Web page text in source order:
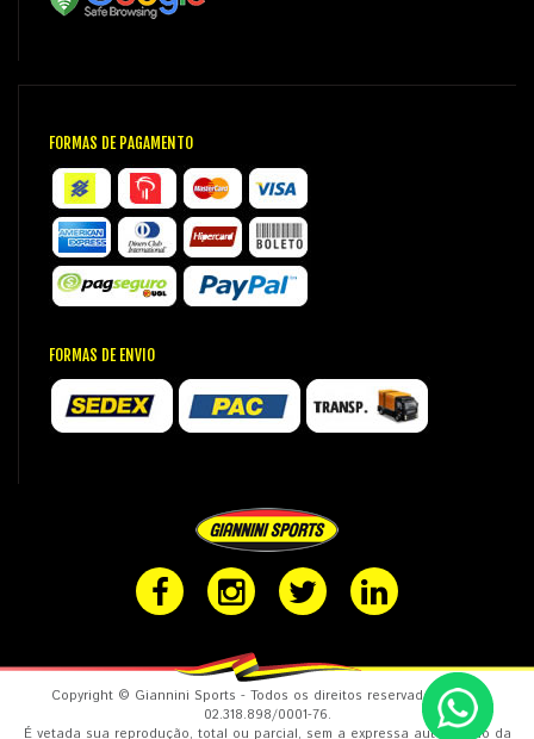
FORMAS DE PAGAMENTO
FORMAS DE ENVIO
Copyright © Giannini Sports - Todos os direitos reservados. CNPJ:
02.318.898/0001-76.
É vetada sua reprodução, total ou parcial, sem a expressa autorização da